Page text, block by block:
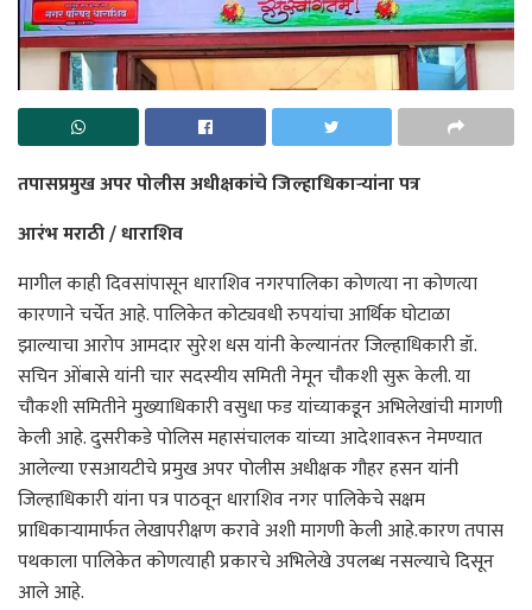
तपासप्रमुख अपर पोलीस अधीक्षकांचे जिल्हाधिकाऱ्यांना पत्र
आरंभ मराठी / धाराशिव
मागील काही दिवसांपासून धाराशिव नगरपालिका कोणत्या ना कोणत्या
कारणाने चर्चेत आहे. पालिकेत कोट्यवधी रुपयांचा आर्थिक घोटाळा
झाल्याचा आरोप आमदार सुरेश धस यांनी केल्यानंतर जिल्हाधिकारी डॉ.
सचिन ओंबासे यांनी चार सदस्यीय समिती नेमून चौकशी सुरू केली. या
चौकशी समितीने मुख्याधिकारी वसुधा फड यांच्याकडून अभिलेखांची मागणी
केली आहे. दुसरीकडे पोलिस महासंचालक यांच्या आदेशावरून नेमण्यात
आलेल्या एसआयटीचे प्रमुख अपर पोलीस अधीक्षक गौहर हसन यांनी
जिल्हाधिकारी यांना पत्र पाठवून धाराशिव नगर पालिकेचे सक्षम
प्राधिकाऱ्यामार्फत लेखापरीक्षण करावे अशी मागणी केली आहे.कारण तपास
पथकाला पालिकेत कोणत्याही प्रकारचे अभिलेखे उपलब्ध नसल्याचे दिसून
आले आहे.